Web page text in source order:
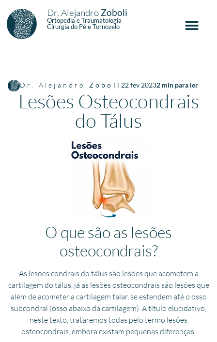
Dr. Alejandro Zoboli
Ortopedia e Traumatologia
Cirurgia do Pé e Tornozelo
Dr. Alejandro Zoboli 22 fev 20232 min para ler
Lesões Osteocondrais
do Tálus
O que são as lesões
osteocondrais?
As lesões condrais do tálus são lesões que acometem a
cartilagem do tálus, já as lesões osteocondrais são lesões que
além de acometer a cartilagem talar, se estendem até o osso
subcondral (osso abaixo da cartilagem). A título elucidativo,
neste texto, trataremos todas pelo termo lesões
osteocondrais, embora existam pequenas diferenças.